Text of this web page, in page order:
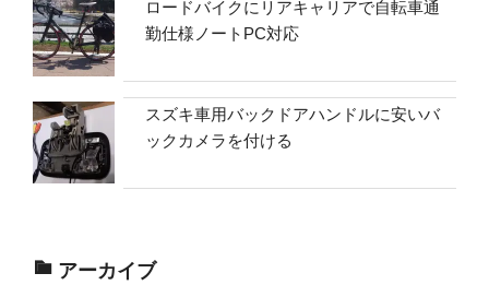
ロードバイクにリアキャリアで自転車通
勤仕様ノートPC対応
スズキ車用バックドアハンドルに安いバ
ックカメラを付ける
アーカイブ